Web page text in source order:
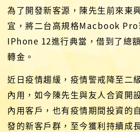
為了開發新客源，陳先生前來東
宜，將二台高規格Macbook Pro
IPhone 12進行典當，借到了總
轉金。
近日疫情趨緩，疫情警戒降至二
內用，如今陳先生與友人合資開
內用客戶，也有疫情期間投資的
發的新客戶群，至今獲利持續成